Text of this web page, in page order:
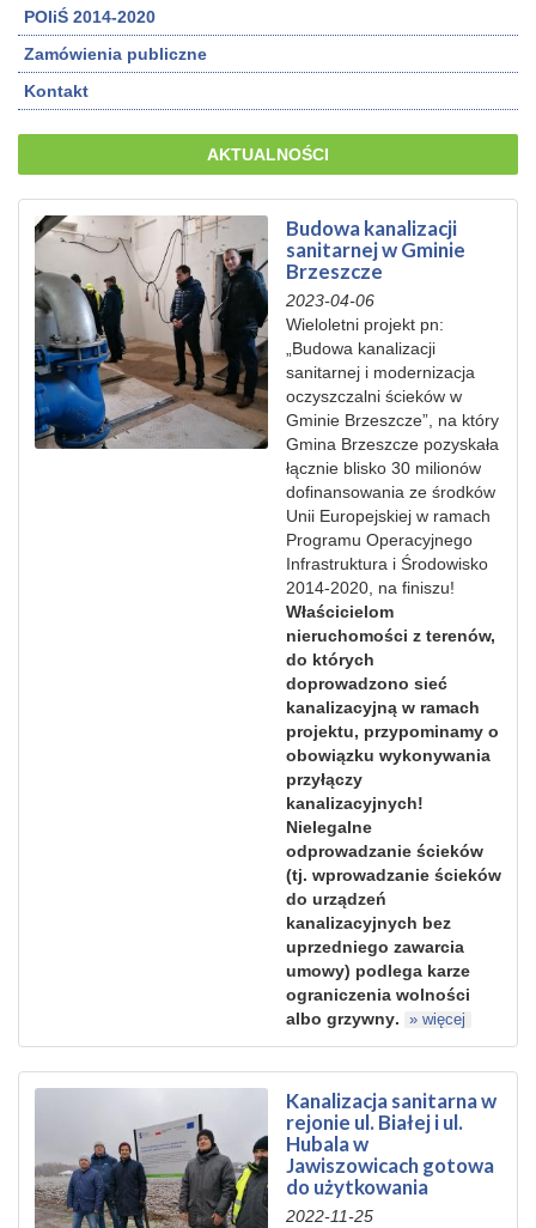
POIiŚ 2014-2020
Zamówienia publiczne
Kontakt
AKTUALNOŚCI
Budowa kanalizacji
sanitarnej w Gminie
Brzeszcze
2023-04-06
Wieloletni projekt pn:
„Budowa kanalizacji
sanitarnej i modernizacja
oczyszczalni ścieków w
Gminie Brzeszcze”, na który
Gmina Brzeszcze pozyskała
łącznie blisko 30 milionów
dofinansowania ze środków
Unii Europejskiej w ramach
Programu Operacyjnego
Infrastruktura i Środowisko
2014-2020, na finiszu!
Właścicielom
nieruchomości z terenów,
do których
doprowadzono sieć
kanalizacyjną w ramach
projektu, przypominamy o
obowiązku wykonywania
przyłączy
kanalizacyjnych!
Nielegalne
odprowadzanie ścieków
(tj. wprowadzanie ścieków
do urządzeń
kanalizacyjnych bez
uprzedniego zawarcia
umowy) podlega karze
ograniczenia wolności
albo grzywny. » więcej
Kanalizacja sanitarna w
rejonie ul. Białej i ul.
Hubala w
Jawiszowicach gotowa
do użytkowania
2022-11-25